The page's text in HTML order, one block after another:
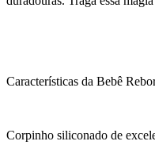
Características da Bebê
Corpinho siliconado de